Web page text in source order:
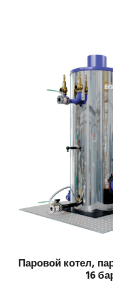
Паровой котел,
16